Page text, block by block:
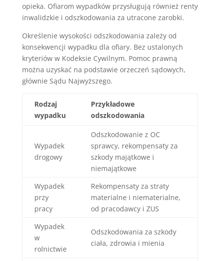
opieka. Ofiarom wypadków przysługują również renty
inwalidzkie i odszkodowania za utracone zarobki.
Określenie wysokości odszkodowania zależy od
konsekwencji wypadku dla ofiary. Bez ustalonych
kryteriów w Kodeksie Cywilnym. Pomoc prawną
można uzyskać na podstawie orzeczeń sądowych,
głównie Sądu Najwyższego.
Rodzaj
wypadku
Przykładowe
odszkodowania
Wypadek
drogowy
Odszkodowanie z OC
sprawcy, rekompensaty za
szkody majątkowe i
niemajątkowe
Wypadek
przy
pracy
Rekompensaty za straty
materialne i niematerialne,
od pracodawcy i ZUS
Wypadek
w
rolnictwie
Odszkodowania za szkody
ciała, zdrowia i mienia